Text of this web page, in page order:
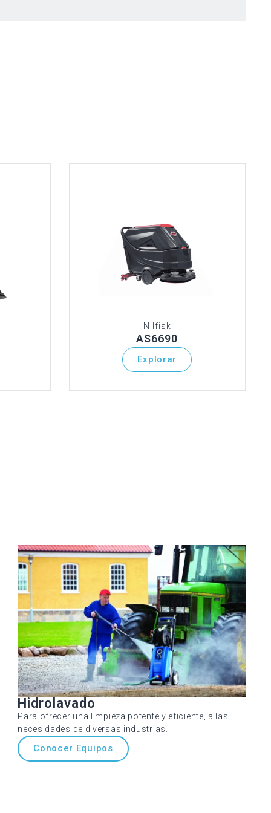
Nilfisk
AS6690
Explorar
Hidrolavado
Para ofrecer una limpieza potente y eficiente, a las
necesidades de diversas industrias.
Conocer Equipos